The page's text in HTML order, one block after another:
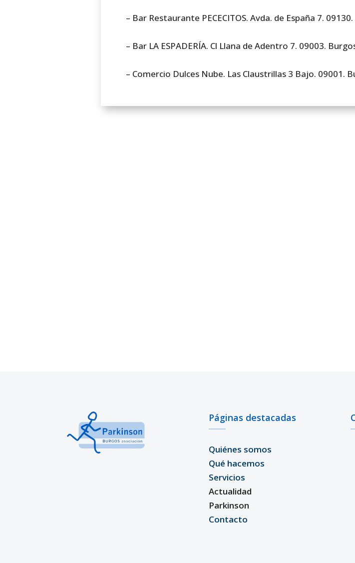
– Bar Restaurante PECECITOS. Avda. de España 7.
– Bar LA ESPADERÍA. Cl Llana de Adentro 7. 09003.
– Comercio Dulces Nube. Las Claustrillas 3 Bajo. 09001.
Páginas destacadas
Quiénes somos
Qué hacemos
Servicios
Actualidad
Parkinson
Contacto